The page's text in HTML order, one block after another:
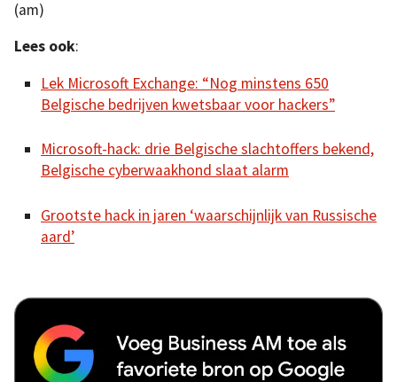
(am)
Lees ook:
Lek Microsoft Exchange: “Nog minstens 650
Belgische bedrijven kwetsbaar voor hackers”
Microsoft-hack: drie Belgische slachtoffers bekend,
Belgische cyberwaakhond slaat alarm
Grootste hack in jaren ‘waarschijnlijk van Russische
aard’